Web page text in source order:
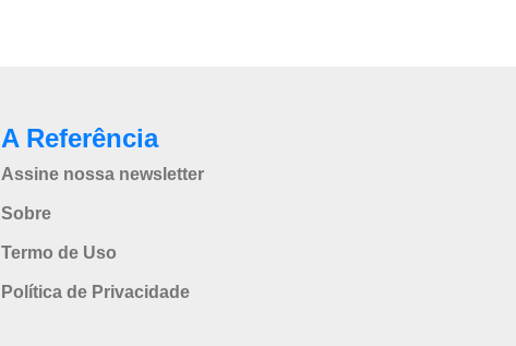
A Referência
Assine nossa newsletter
Sobre
Termo de Uso
Política de Privacidade